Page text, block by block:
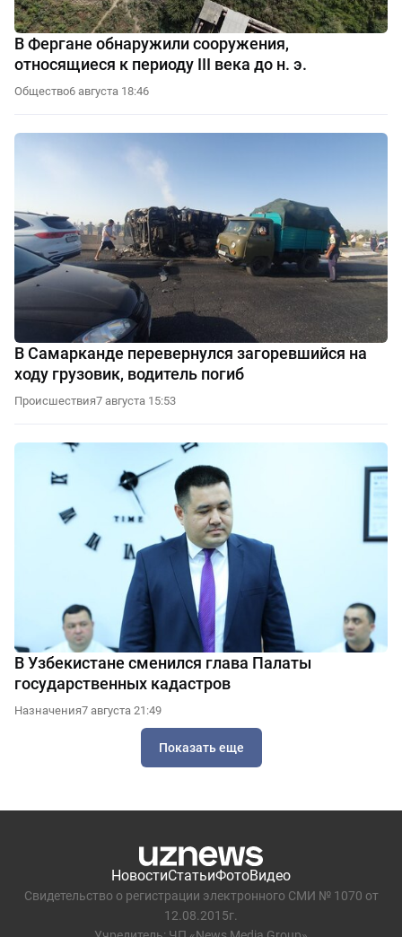
В Фергане обнаружили сооружения,
относящиеся к периоду III века до н. э.
Общество6 августа 18:46
В Самарканде перевернулся загоревшийся на
ходу грузовик, водитель погиб
Происшествия7 августа 15:53
В Узбекистане сменился глава Палаты
государственных кадастров
Назначения7 августа 21:49
Показать еще
НовостиСтатьиФотоВидео
Свидетельство о регистрации электронного СМИ № 1070 от
12.08.2015г.